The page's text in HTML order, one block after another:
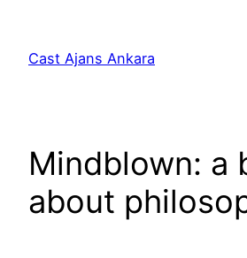
Cast Ajans Ankara
Mindblown: a
about